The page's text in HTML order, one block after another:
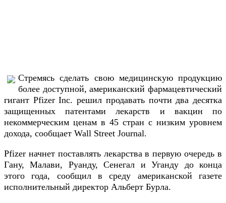
Стремясь сделать свою медицинскую продукцию
более доступной, американский фармацевтический
гигант Pfizer Inc. решил продавать почти два десятка
защищенных патентами лекарств и вакцин по
некоммерческим ценам в 45 стран с низким уровнем
дохода, сообщает Wall Street Journal.
Pfizer начнет поставлять лекарства в первую очередь в
Гану, Малави, Руанду, Сенегал и Уганду до конца
этого года, сообщил в среду американской газете
исполнительный директор Альберт Бурла.